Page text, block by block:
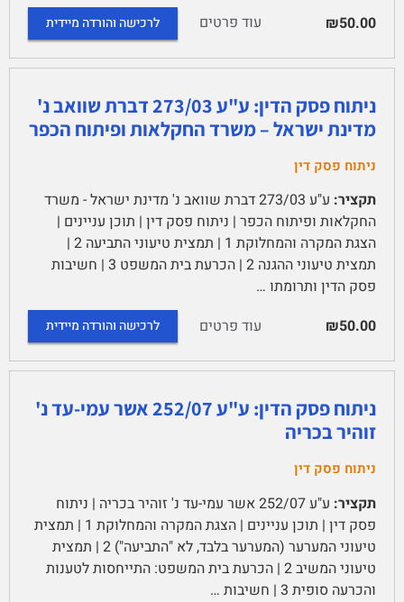
₪50.00 עוד פרטים לרכישה והורדה מיידית
ניתוח פסק הדין: ע"ע 273/03 דברת שוואב נ'
מדינת ישראל – משרד החקלאות ופיתוח הכפר
ניתוח פסק דין
תקציר:
ע"ע 273/03 דברת שוואב נ' מדינת ישראל - משרד
החקלאות ופיתוח הכפר | ניתוח פסק דין | תוכן עניינים |
הצגת המקרה והמחלוקת 1 | תמצית טיעוני התביעה 2 |
תמצית טיעוני ההגנה 2 | הכרעת בית המשפט 3 | חשיבות
פסק הדין ותרומתו …
₪50.00
עוד פרטים לרכישה והורדה מיידית
ניתוח פסק הדין: ע"ע 252/07 אשר עמי-עד נ'
זוהיר בכריה
ניתוח פסק דין
תקציר:
ע"ע 252/07 אשר עמי-עד נ' זוהיר בכריה | ניתוח
פסק דין | תוכן עניינים | הצגת המקרה והמחלוקת 1 | תמצית
טיעוני המערער (המערער בלבד, לא "התביעה") 2 | תמצית
טיעוני המשיב 2 | הכרעת בית המשפט: התייחסות לטענות
והכרעה סופית 3 | חשיבות …